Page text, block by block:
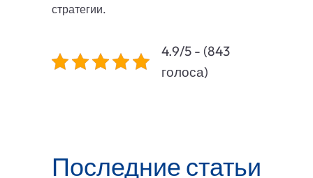
стратегии.
4.9/5 - (843
голоса)
Последние статьи